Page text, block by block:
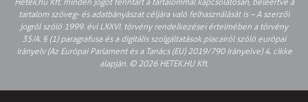
tartalom szöveg- és adatbányászat céljára való felhasználását is – A szerzői
jogról szóló 1999. évi LXXVI. törvény rendelkezései értelmében a törvény
35/A. § (1) paragrafusa és a digitális szolgáltatások piacairól szóló európai
irányelv (Az Európai Parlament és a Tanács (EU) 2019/790 Irányelve) 4. cikke
alapján. © 2026 HETEK.HU Kft.